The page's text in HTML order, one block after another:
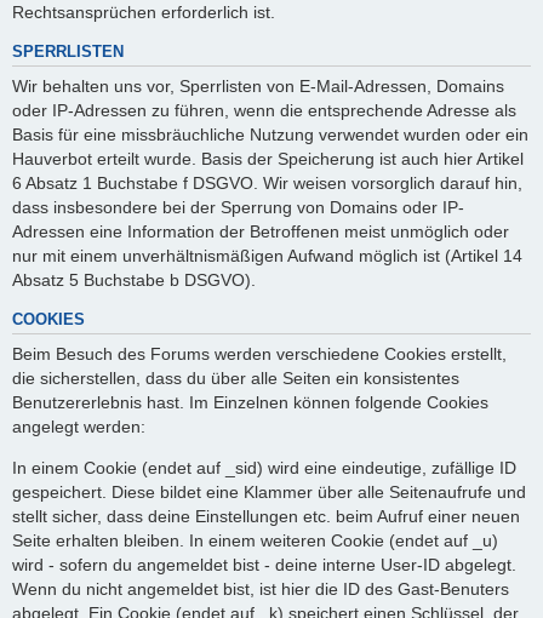
Rechtsansprüchen erforderlich ist.
SPERRLISTEN
Wir behalten uns vor, Sperrlisten von E-Mail-Adressen, Domains
oder IP-Adressen zu führen, wenn die entsprechende Adresse als
Basis für eine missbräuchliche Nutzung verwendet wurden oder ein
Hauverbot erteilt wurde. Basis der Speicherung ist auch hier Artikel
6 Absatz 1 Buchstabe f DSGVO. Wir weisen vorsorglich darauf hin,
dass insbesondere bei der Sperrung von Domains oder IP-
Adressen eine Information der Betroffenen meist unmöglich oder
nur mit einem unverhältnismäßigen Aufwand möglich ist (Artikel 14
Absatz 5 Buchstabe b DSGVO).
COOKIES
Beim Besuch des Forums werden verschiedene Cookies erstellt,
die sicherstellen, dass du über alle Seiten ein konsistentes
Benutzererlebnis hast. Im Einzelnen können folgende Cookies
angelegt werden:
In einem Cookie (endet auf _sid) wird eine eindeutige, zufällige ID
gespeichert. Diese bildet eine Klammer über alle Seitenaufrufe und
stellt sicher, dass deine Einstellungen etc. beim Aufruf einer neuen
Seite erhalten bleiben. In einem weiteren Cookie (endet auf _u)
wird - sofern du angemeldet bist - deine interne User-ID abgelegt.
Wenn du nicht angemeldet bist, ist hier die ID des Gast-Benuters
abgelegt. Ein Cookie (endet auf _k) speichert einen Schlüssel, der